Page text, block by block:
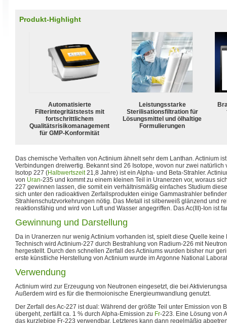
Produkt-Highlight
Automatisierte
Filterintegritätstests mit
fortschrittlichem
Qualitätsrisikomanagement
für GMP-Konformität
Leistungsstarke
Sterilisationsfiltration für
Lösungsmittel und ölhaltige
Formulierungen
Das chemische Verhalten von Actinium ähnelt sehr dem Lanthan. Actinium
Verbindungen dreiwertig. Bekannt sind 26 Isotope, wovon nur zwei
Isotop 227 (Halbwertszeit21,8 Jahre) ist ein Alpha- und Beta-Strahler.
von Uran-235 und kommt zu einem kleinen Teil in Uranerzen vor, woraus
227 gewinnen lassen, die somit ein verhältnismäßig einfaches Studium
sich unter den radioaktiven Zerfallsprodukten einige Gammastrahler
Strahlenschutzvorkehrungen nötig. Das Metall ist silberweiß glänzend und
reaktionsfähig und wird von Luft und Wasser angegriffen. Das Ac(III)-Ion ist
Gewinnung und Darstellung
Da in Uranerzen nur wenig Actinium vorhanden ist, spielt diese Quelle
Technisch wird Actinium-227 durch Bestrahlung von Radium-226 mit
hergestellt. Durch den schnellen Zerfall des Actiniums wurden bisher nur
erste künstliche Herstellung von Actinium wurde im Argonne National
Verwendung
Actinium wird zur Erzeugung von Neutronen eingesetzt, die bei
Außerdem wird es für die thermoionische Energieumwandlung genutzt.
Der Zerfall des Ac-227 ist dual: Während der größte Teil unter Emission von
übergeht, zerfällt ca. 1 % durch Alpha-Emission zu Fr-223. Eine Lösung von
das kurzlebige Fr-223 verwendbar. Letzteres kann dann regelmäßig